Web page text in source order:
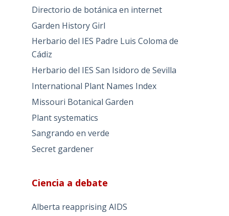
Directorio de botánica en internet
Garden History Girl
Herbario del IES Padre Luis Coloma de
Cádiz
Herbario del IES San Isidoro de Sevilla
International Plant Names Index
Missouri Botanical Garden
Plant systematics
Sangrando en verde
Secret gardener
Ciencia a debate
Alberta reapprising AIDS